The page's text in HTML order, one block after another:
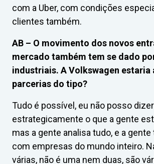
com a Uber, com condições
clientes também.
AB – O movimento dos novos
mercado também tem se dado
industriais. A Volkswagen estaria
parcerias do tipo?
Tudo é possível, eu não posso dizer
estrategicamente o que a gente
mas a gente analisa tudo, e a
com empresas do mundo inteiro.
várias, não é uma nem duas, são